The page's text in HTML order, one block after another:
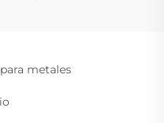
metales